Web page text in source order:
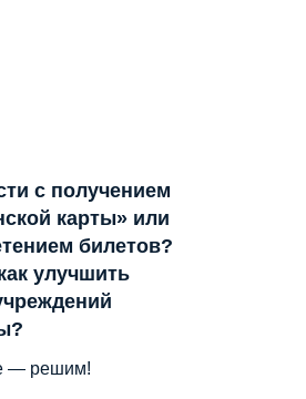
с получением
карты» или
билетов?
улучшить
— решим!